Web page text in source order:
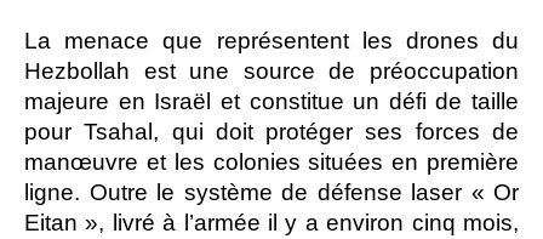
La menace que représentent les drones du
Hezbollah est une source de préoccupation
majeure en Israël et constitue un défi de taille
pour Tsahal, qui doit protéger ses forces de
manœuvre et les colonies situées en première
ligne. Outre le système de défense laser « Or
Eitan », livré à l’armée il y a environ cinq mois,